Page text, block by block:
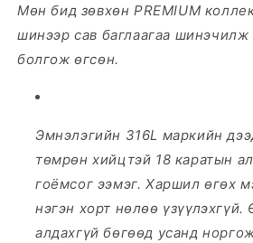
Мөн бид зөвхөн PREMIUM
шинээр сав баглаагаа шинэчилж
болгож өгсөн.
Эмнэлэгийн 316L маркийн
төмрөн хийцтэй 18 каратын
гоёмсог ээмэг. Харшил өгөх
нэгэн хорт нөлөө
алдахгүй бөгөөд усанд